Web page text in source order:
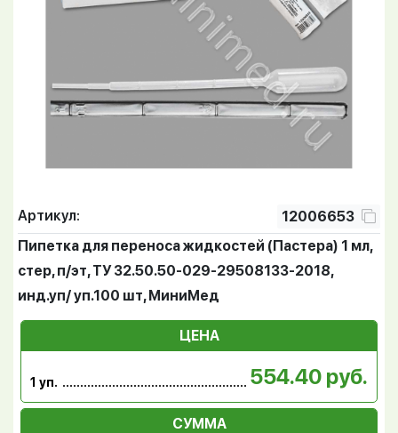
Артикул:
12006653
Пипетка для переноса жидкостей (Пастера) 1 мл,
стер, п/эт, ТУ 32.50.50-029-29508133-2018,
инд.уп/ уп.100 шт, МиниМед
ЦЕНА
1 уп. 554.40 руб.
СУММА